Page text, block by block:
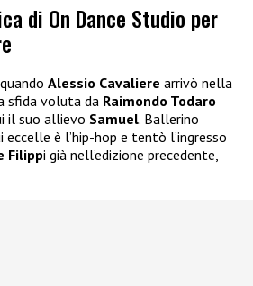
di On Dance Studio per
Alessio Cavaliere arrivò nella
sfida voluta da Raimondo Todaro
il suo allievo Samuel. Ballerino
è l’hip-hop e tentò l’ingresso
Filippi già nell’edizione precedente,